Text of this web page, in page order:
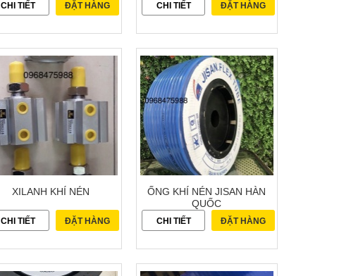
CHI TIẾT ĐẶT HÀNG CHI TIẾT ĐẶT HÀNG
XILANH KHÍ NÉN
CHI TIẾT ĐẶT HÀNG
ỐNG KHÍ NÉN JISAN HÀN
QUỐC
CHI TIẾT ĐẶT HÀNG